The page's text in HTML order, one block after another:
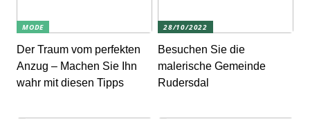
MODE
Der Traum vom perfekten
Anzug – Machen Sie Ihn
wahr mit diesen Tipps
28/10/2022
Besuchen Sie die
malerische Gemeinde
Rudersdal